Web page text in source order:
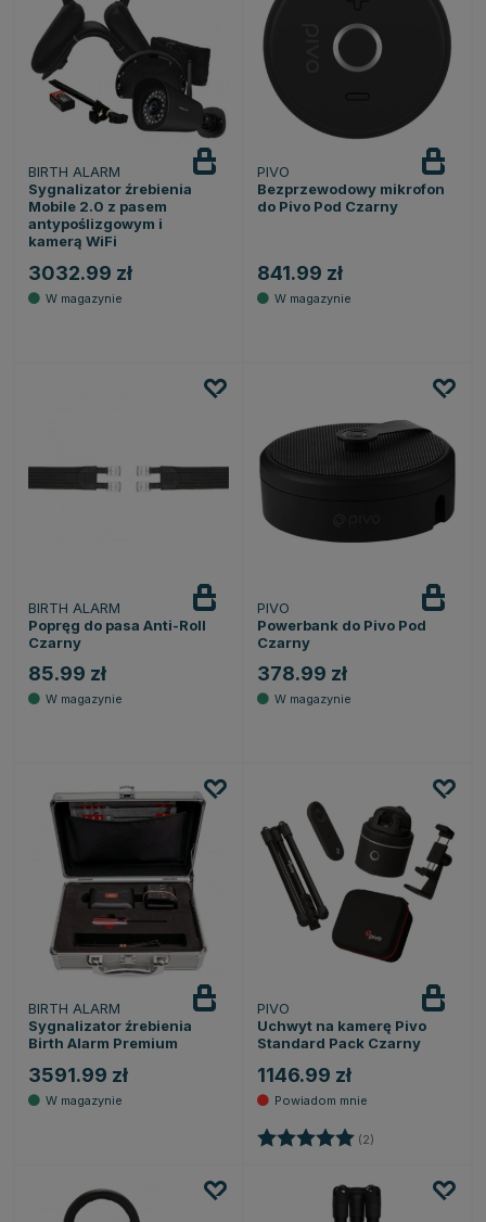
BIRTH ALARM
Sygnalizator źrebienia
Mobile 2.0 z pasem
antypoślizgowym i
kamerą WiFi
3032.99 zł
PIVO
Bezprzewodowy mikrofon
do Pivo Pod Czarny
841.99 zł
BIRTH ALARM
Popręg do pasa Anti-Roll
Czarny
85.99 zł
PIVO
Powerbank do Pivo Pod
Czarny
378.99 zł
BIRTH ALARM
Sygnalizator źrebienia
Birth Alarm Premium
3591.99 zł
PIVO
Uchwyt na kamerę Pivo
Standard Pack Czarny
1146.99 zł
Ocena: (2)